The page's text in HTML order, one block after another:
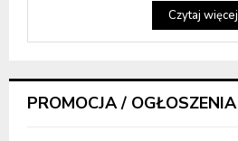
Czytaj więcej
PROMOCJA / OGŁOSZENIA